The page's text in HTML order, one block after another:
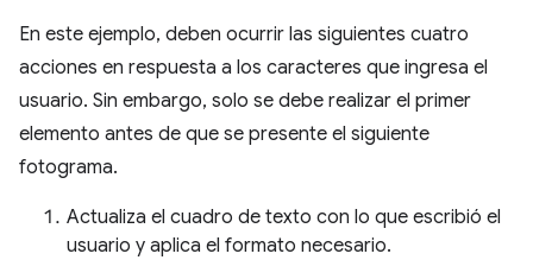
En este ejemplo, deben ocurrir las siguientes cuatro
acciones en respuesta a los caracteres que ingresa el
usuario. Sin embargo, solo se debe realizar el primer
elemento antes de que se presente el siguiente
fotograma.
Actualiza el cuadro de texto con lo que escribió el
usuario y aplica el formato necesario.